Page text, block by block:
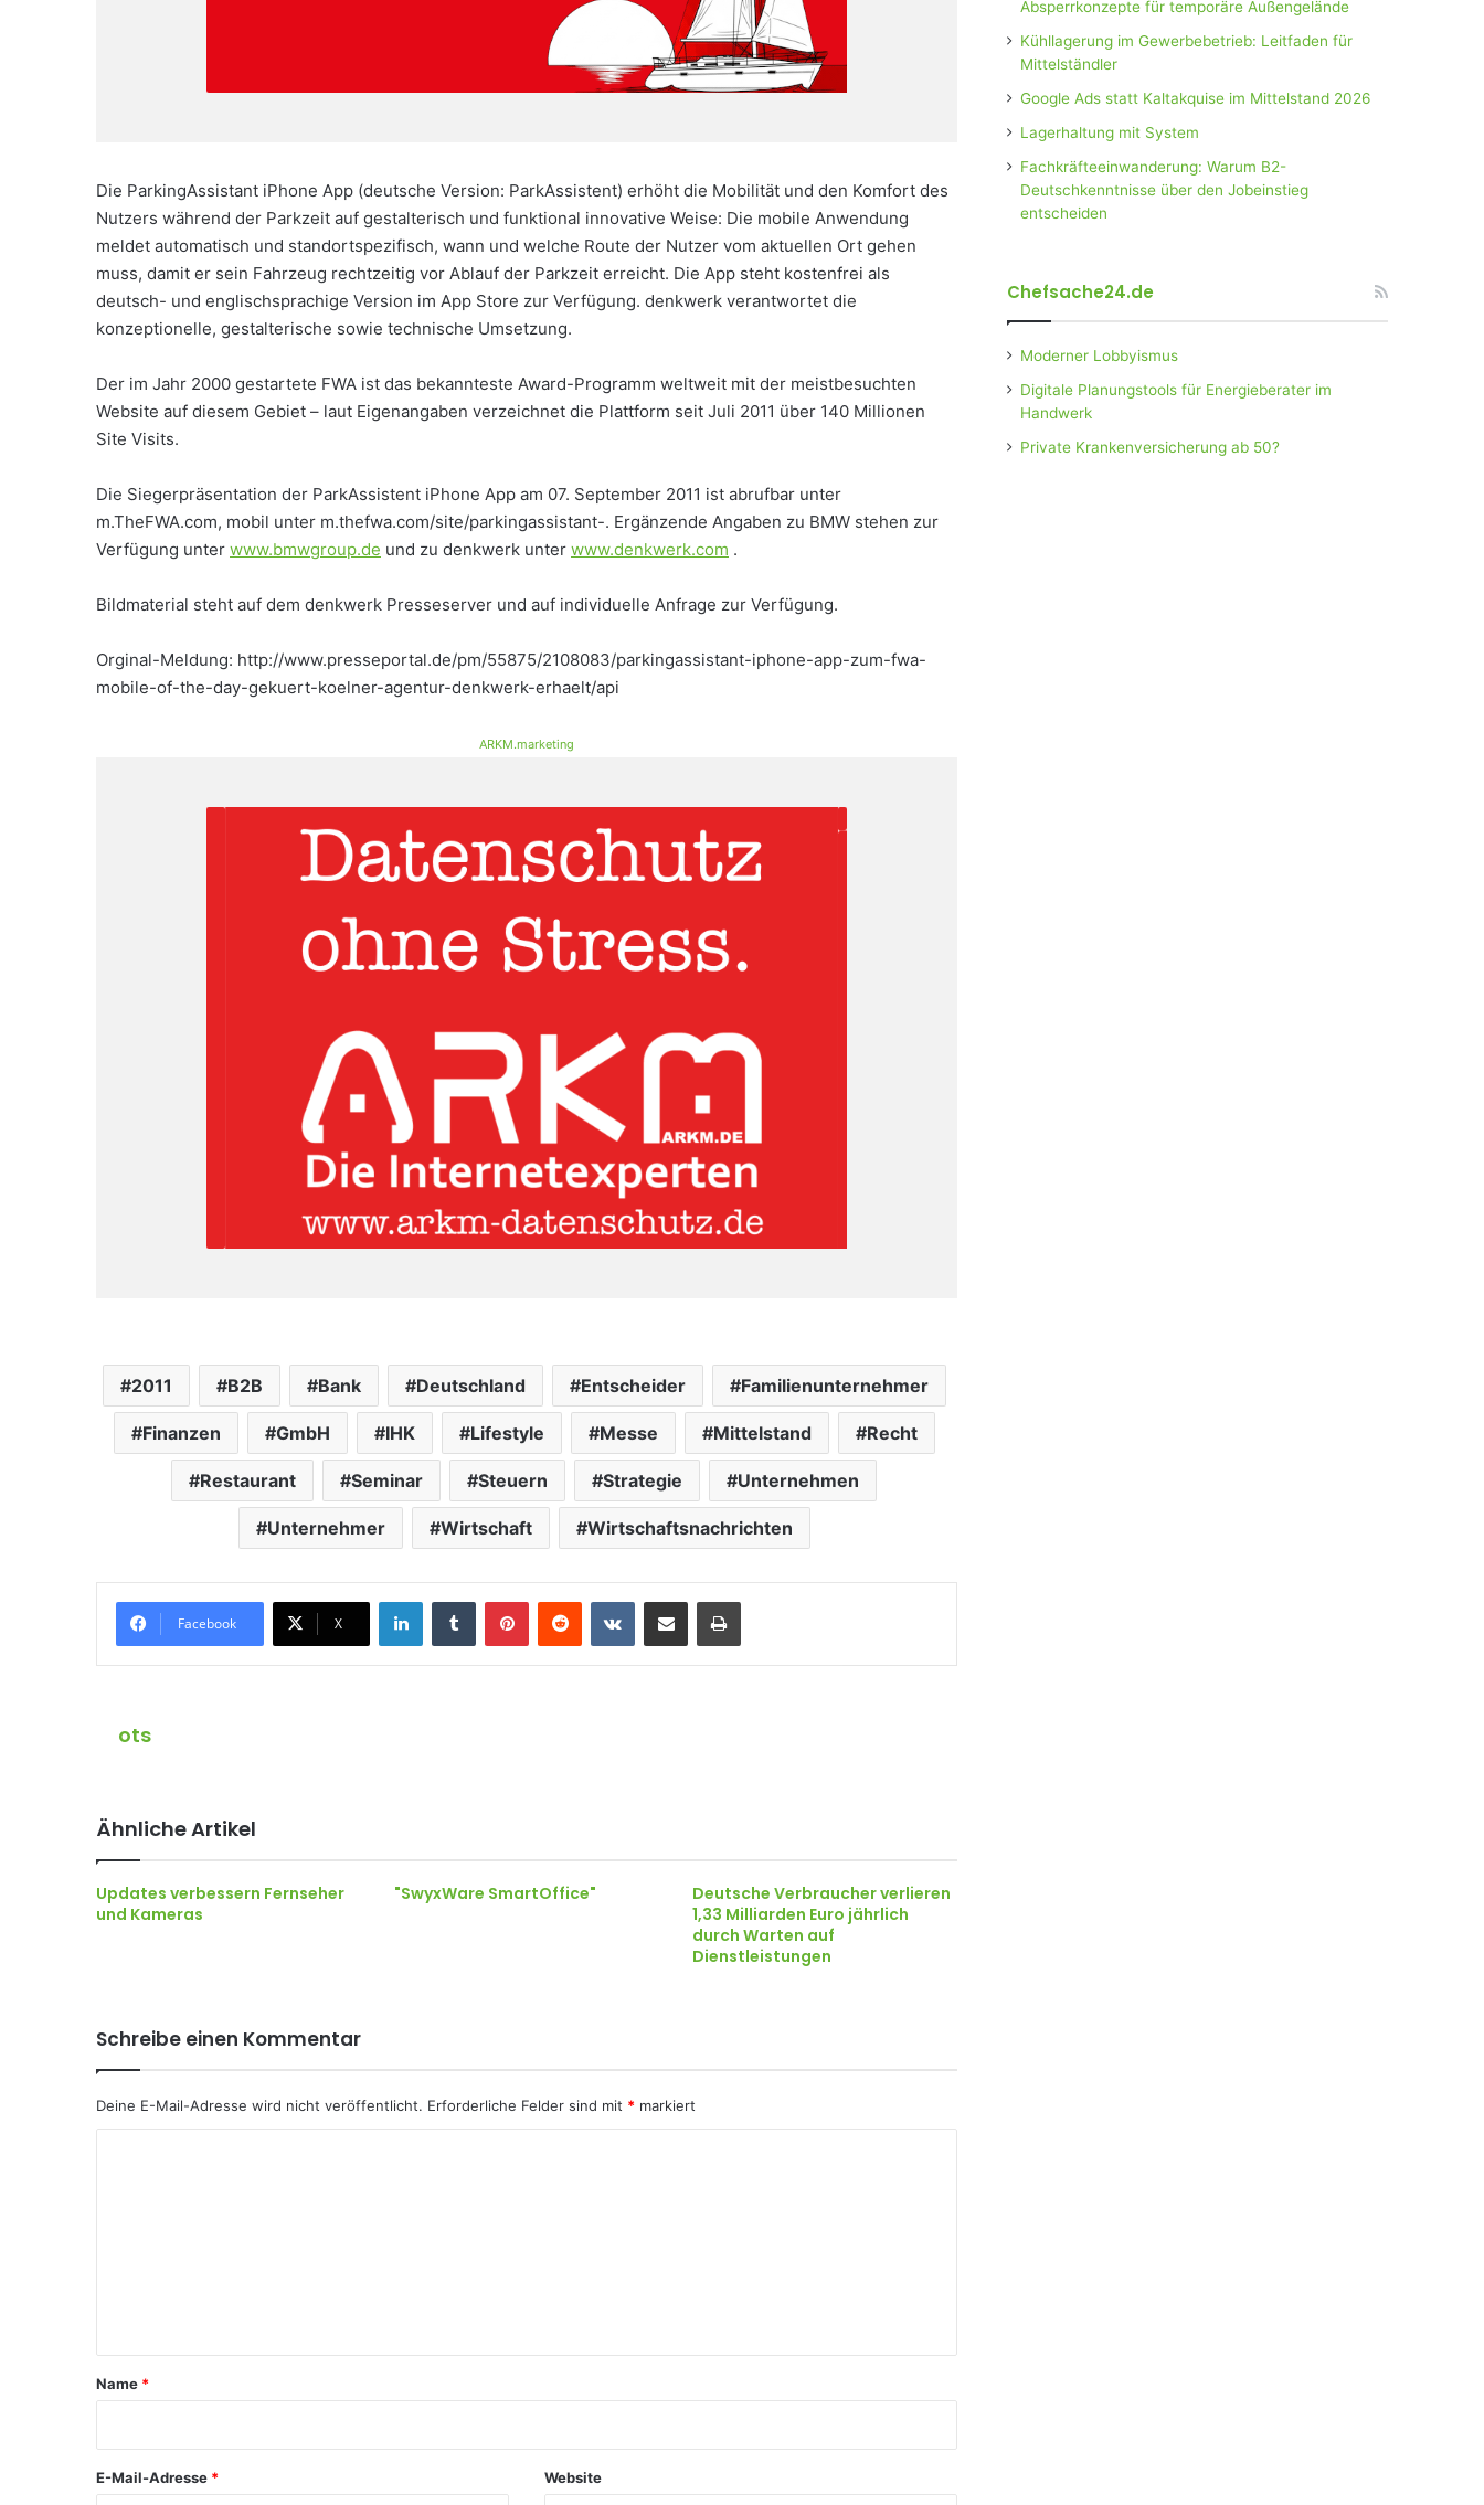
Die ParkingAssistant iPhone App (deutsche Version: ParkAssistent) erhöht die Mobilität und den Komfort des
Nutzers während der Parkzeit auf gestalterisch und funktional innovative Weise: Die mobile Anwendung
meldet automatisch und standortspezifisch, wann und welche Route der Nutzer vom aktuellen Ort gehen
muss, damit er sein Fahrzeug rechtzeitig vor Ablauf der Parkzeit erreicht. Die App steht kostenfrei als
deutsch- und englischsprachige Version im App Store zur Verfügung. denkwerk verantwortet die
konzeptionelle, gestalterische sowie technische Umsetzung.
Der im Jahr 2000 gestartete FWA ist das bekannteste Award-Programm weltweit mit der meistbesuchten
Website auf diesem Gebiet – laut Eigenangaben verzeichnet die Plattform seit Juli 2011 über 140 Millionen
Site Visits.
Die Siegerpräsentation der ParkAssistent iPhone App am 07. September 2011 ist abrufbar unter
m.TheFWA.com, mobil unter m.thefwa.com/site/parkingassistant-. Ergänzende Angaben zu BMW stehen zur
Verfügung unter www.bmwgroup.de und zu denkwerk unter www.denkwerk.com .
Bildmaterial steht auf dem denkwerk Presseserver und auf individuelle Anfrage zur Verfügung.
Orginal-Meldung: http://www.presseportal.de/pm/55875/2108083/parkingassistant-iphone-app-zum-fwa-
mobile-of-the-day-gekuert-koelner-agentur-denkwerk-erhaelt/api
ARKM.marketing
2011 B2B Bank Deutschland Entscheider Familienunternehmer
Finanzen GmbH IHK Lifestyle Messe Mittelstand Recht
Restaurant Seminar Steuern Strategie Unternehmen
Unternehmer Wirtschaft Wirtschaftsnachrichten
Facebook X
ots
Ähnliche Artikel
Updates verbessern Fernseher
und Kameras
"SwyxWare SmartOffice"
Deutsche Verbraucher verlieren
1,33 Milliarden Euro jährlich
durch Warten auf
Dienstleistungen
Schreibe einen Kommentar
Deine E-Mail-Adresse wird nicht veröffentlicht. Erforderliche Felder sind mit * markiert
a
Name *
E-Mail-Adresse * Website
Absperrkonzepte für temporäre Außengelände
Kühllagerung im Gewerbebetrieb: Leitfaden für
Mittelständler
Google Ads statt Kaltakquise im Mittelstand 2026
Lagerhaltung mit System
Fachkräfteeinwanderung: Warum B2-
Deutschkenntnisse über den Jobeinstieg
entscheiden
Chefsache24.de
Moderner Lobbyismus
Digitale Planungstools für Energieberater im
Handwerk
Private Krankenversicherung ab 50?